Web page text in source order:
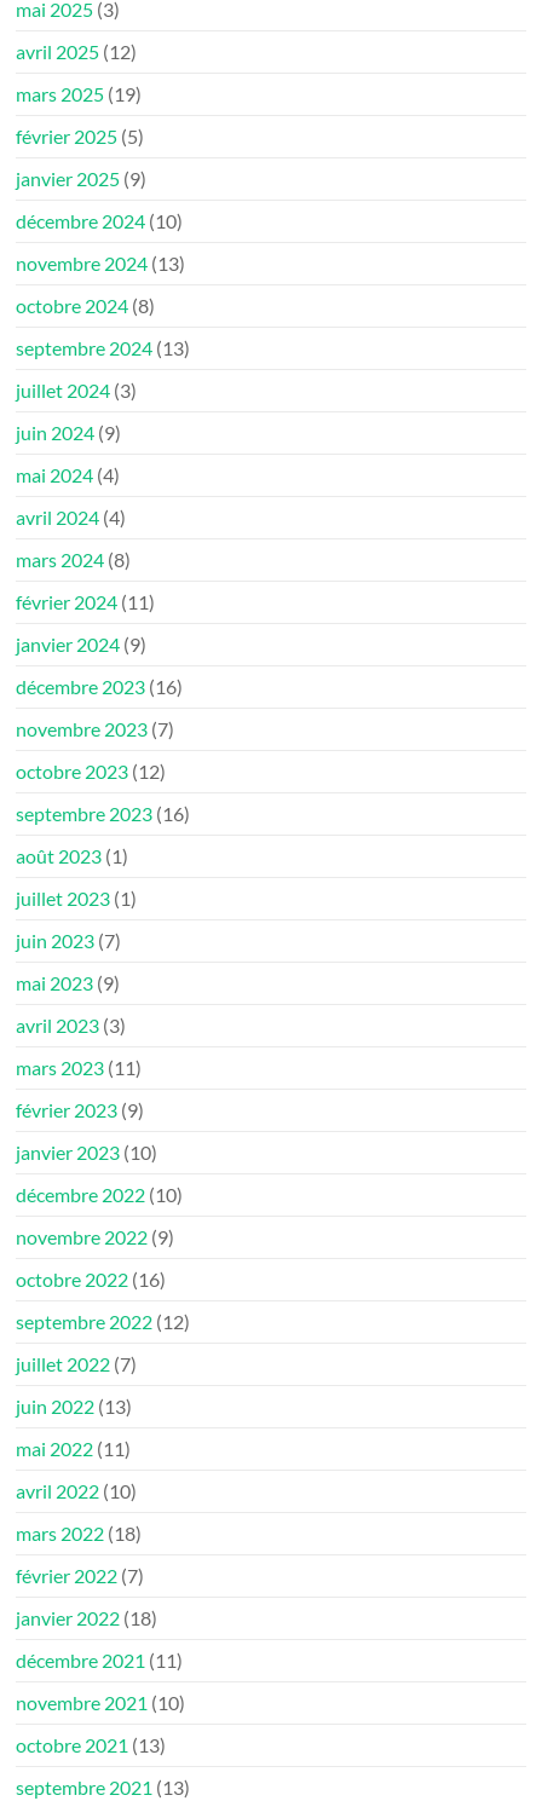
mai 2025 (3)
avril 2025 (12)
mars 2025 (19)
février 2025 (5)
janvier 2025 (9)
décembre 2024 (10)
novembre 2024 (13)
octobre 2024 (8)
septembre 2024 (13)
juillet 2024 (3)
juin 2024 (9)
mai 2024 (4)
avril 2024 (4)
mars 2024 (8)
février 2024 (11)
janvier 2024 (9)
décembre 2023 (16)
novembre 2023 (7)
octobre 2023 (12)
septembre 2023 (16)
août 2023 (1)
juillet 2023 (1)
juin 2023 (7)
mai 2023 (9)
avril 2023 (3)
mars 2023 (11)
février 2023 (9)
janvier 2023 (10)
décembre 2022 (10)
novembre 2022 (9)
octobre 2022 (16)
septembre 2022 (12)
juillet 2022 (7)
juin 2022 (13)
mai 2022 (11)
avril 2022 (10)
mars 2022 (18)
février 2022 (7)
janvier 2022 (18)
décembre 2021 (11)
novembre 2021 (10)
octobre 2021 (13)
septembre 2021 (13)